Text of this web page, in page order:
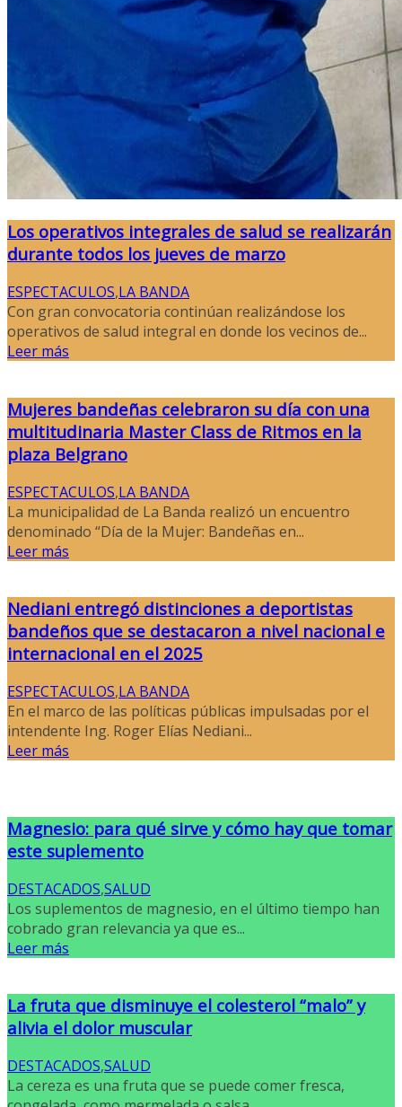
Los operativos integrales de salud se realizarán
durante todos los jueves de marzo
ESPECTACULOS,LA BANDA
Con gran convocatoria continúan realizándose los
operativos de salud integral en donde los vecinos de...
Leer más
Mujeres bandeñas celebraron su día con una
multitudinaria Master Class de Ritmos en la
plaza Belgrano
ESPECTACULOS,LA BANDA
La municipalidad de La Banda realizó un encuentro
denominado “Día de la Mujer: Bandeñas en...
Leer más
Nediani entregó distinciones a deportistas
bandeños que se destacaron a nivel nacional e
internacional en el 2025
ESPECTACULOS,LA BANDA
En el marco de las políticas públicas impulsadas por el
intendente Ing. Roger Elías Nediani...
Leer más
Magnesio: para qué sirve y cómo hay que tomar
este suplemento
DESTACADOS,SALUD
Los suplementos de magnesio, en el último tiempo han
cobrado gran relevancia ya que es...
Leer más
La fruta que disminuye el colesterol “malo” y
alivia el dolor muscular
DESTACADOS,SALUD
La cereza es una fruta que se puede comer fresca,